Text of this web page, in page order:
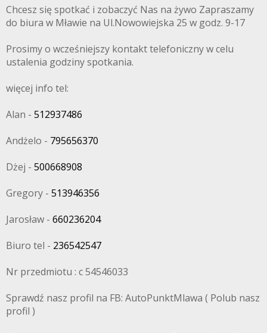
Chcesz się spotkać i zobaczyć Nas na żywo Zapraszamy
do biura w Mławie na Ul.Nowowiejska 25 w godz. 9-17
Prosimy o wcześniejszy kontakt telefoniczny w celu
ustalenia godziny spotkania.
więcej info tel:
Alan - 512937486
Andżelo - 795656370
Dżej - 500668908
Gregory - 513946356
Jarosław - 660236204
Biuro tel - 236542547
Nr przedmiotu : c 54546033
Sprawdź nasz profil na FB: AutoPunktMlawa ( Polub nasz
profil )